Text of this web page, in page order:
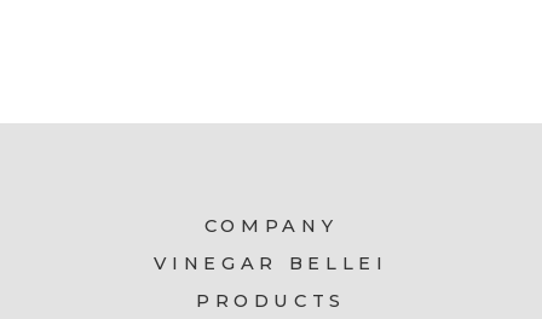
COMPANY
VINEGAR BELLEI
PRODUCTS